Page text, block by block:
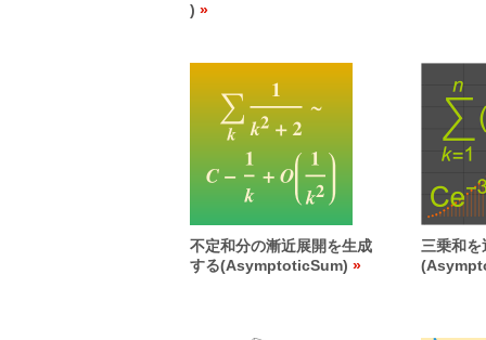
)
不定和分の漸近展開を生成
する(AsymptoticSum)
三乗和